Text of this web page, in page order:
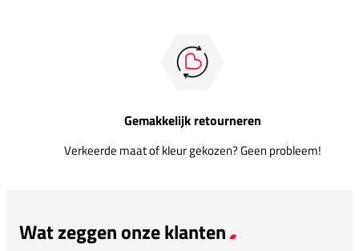
Gemakkelijk retourneren
Verkeerde maat of kleur gekozen? Geen probleem!
Wat zeggen onze klanten